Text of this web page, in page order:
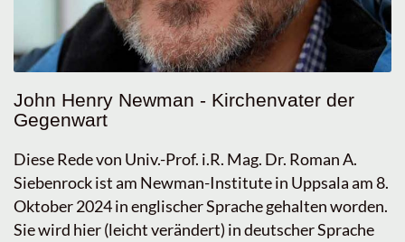
John Henry Newman - Kirchenvater der
Gegenwart
Diese Rede von Univ.-Prof. i.R. Mag. Dr. Roman A.
Siebenrock ist am Newman-Institute in Uppsala am 8.
Oktober 2024 in englischer Sprache gehalten worden.
Sie wird hier (leicht verändert) in deutscher Sprache